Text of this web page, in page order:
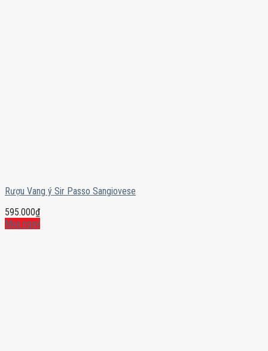
Rượu Vang ý Sir Passo Sangiovese
595.000₫
Mua ngay